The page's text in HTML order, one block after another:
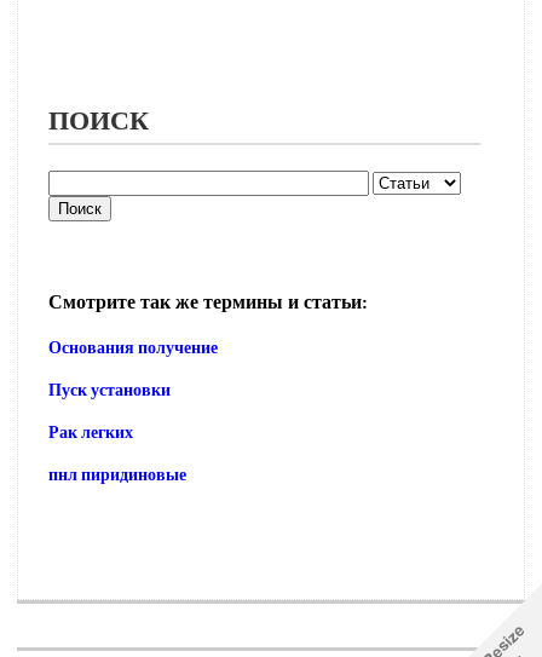
ПОИСК
Смотрите так же термины и статьи:
Основания получение
Пуск установки
Рак легких
пнл пиридиновые